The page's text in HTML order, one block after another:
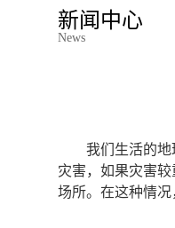
新闻中心
News
我们生活的
灾害，如果灾害
场所。在这种情